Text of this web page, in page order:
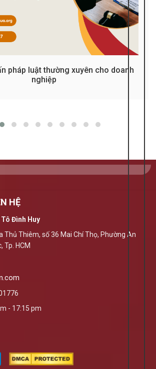
pháp luật thường xuyên cho doanh
nghiệp
HỆ
Đình Huy
Thủ Thiêm, số 36 Mai Chí Thọ, Phường An
Tp. HCM
- 17:15 pm